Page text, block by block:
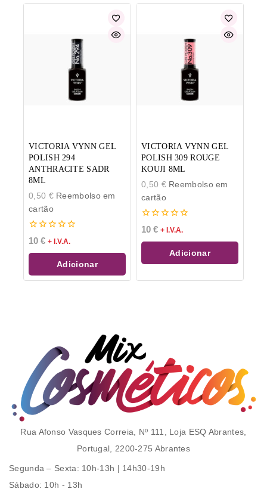
VICTORIA VYNN GEL
POLISH 294
ANTHRACITE SADR
8ML
0,50 €Reembolso em
cartão
0
de
5
10 € + I.V.A.
Adicionar
VICTORIA VYNN GEL
POLISH 309 ROUGE
KOUJI 8ML
0,50 €Reembolso em
cartão
0
de
5
10 € + I.V.A.
Adicionar
Rua Afonso Vasques Correia, Nº 111, Loja ESQ Abrantes,
Portugal, 2200-275 Abrantes
Segunda – Sexta: 10h-13h | 14h30-19h
Sábado: 10h - 13h